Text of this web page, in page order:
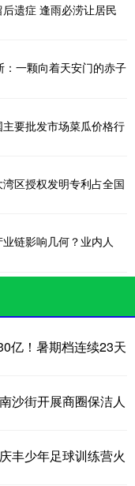
遗症 逢雨必涝让居民
一颗向着天安门的赤子
要批发市场菜瓜价格行
区授权发明专利占全国
链影响几何？业内人
亿！暑期档连续23天
沙街开展商圈保洁人
丰少年足球训练营火